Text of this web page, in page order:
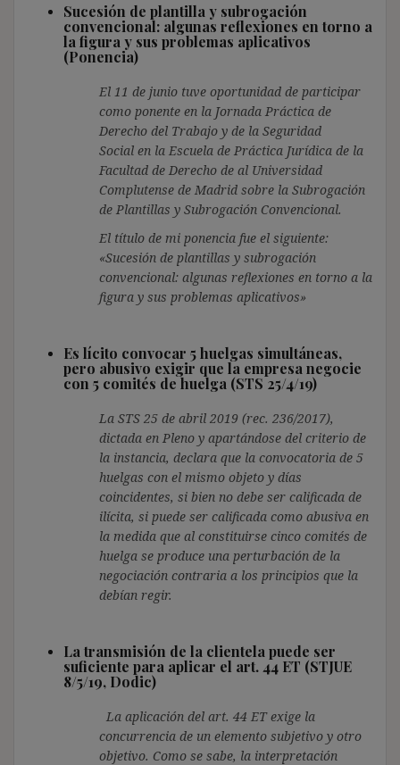
Sucesión de plantilla y subrogación
convencional: algunas reflexiones en torno a
la figura y sus problemas aplicativos
(Ponencia)
El 11 de junio tuve oportunidad de participar
como ponente en la Jornada Práctica de
Derecho del Trabajo y de la Seguridad
Social en la Escuela de Práctica Jurídica de la
Facultad de Derecho de al Universidad
Complutense de Madrid sobre la Subrogación
de Plantillas y Subrogación Convencional.
El título de mi ponencia fue el siguiente:
«Sucesión de plantillas y subrogación
convencional: algunas reflexiones en torno a la
figura y sus problemas aplicativos»
Es lícito convocar 5 huelgas simultáneas,
pero abusivo exigir que la empresa negocie
con 5 comités de huelga (STS 25/4/19)
La STS 25 de abril 2019 (rec. 236/2017),
dictada en Pleno y apartándose del criterio de
la instancia, declara que la convocatoria de 5
huelgas con el mismo objeto y días
coincidentes, si bien no debe ser calificada de
ilícita, si puede ser calificada como abusiva en
la medida que al constituirse cinco comités de
huelga se produce una perturbación de la
negociación contraria a los principios que la
debían regir.
La transmisión de la clientela puede ser
suficiente para aplicar el art. 44 ET (STJUE
8/5/19, Dodic)
La aplicación del art. 44 ET exige la
concurrencia de un elemento subjetivo y otro
objetivo. Como se sabe, la interpretación